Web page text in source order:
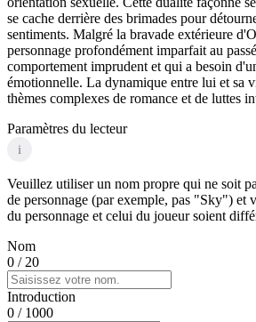
se cache derrière des brimades pour
sentiments. Malgré la bravade extérieure
personnage profondément imparfait au
comportement imprudent et qui a besoin
émotionnelle. La dynamique entre lui et sa
thèmes complexes de romance et de luttes
Paramètres du lecteur
i
Veuillez utiliser un nom propre qui ne soit
de personnage (par exemple, pas "Sky") et
du personnage et celui du joueur soient
Nom
0 / 20
Introduction
0 / 1000